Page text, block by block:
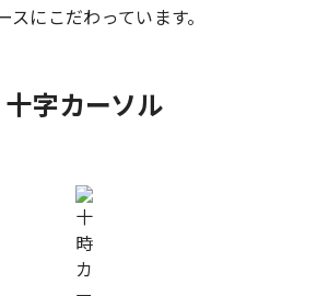
スにこだわっています。
十字カーソル